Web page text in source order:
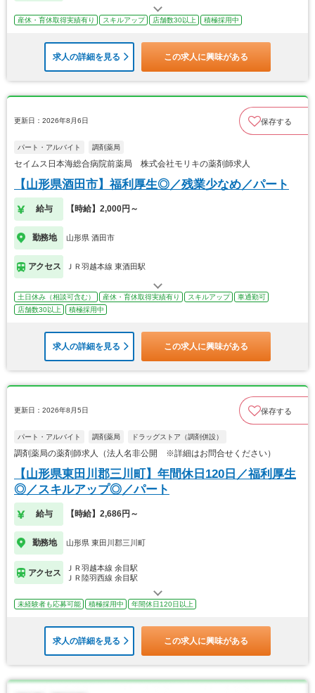
産休・育休取得実績有り スキルアップ 店舗数30以上 積極採用中
求人の詳細を見る この求人に興味がある
更新日：2026年8月6日 保存する
パート・アルバイト 調剤薬局
セイムス日本海総合病院前薬局 株式会社モリキの薬剤師求人
【山形県酒田市】福利厚生◎／残業少なめ／パート
給与 【時給】2,000円～
勤務地 山形県 酒田市
アクセス ＪＲ羽越本線 東酒田駅
土日休み（相談可含む） 産休・育休取得実績有り スキルアップ
車通勤可
店舗数30以上
積極採用中
求人の詳細を見る この求人に興味がある
更新日：2026年8月5日 保存する
パート・アルバイト 調剤薬局 ドラッグストア（調剤併設）
調剤薬局の薬剤師求人（法人名非公開 ※詳細はお問合せください）
【山形県東田川郡三川町】年間休日120日／福利厚生
◎／スキルアップ◎／パート
給与 【時給】2,686円～
勤務地 山形県 東田川郡三川町
アクセス
ＪＲ羽越本線 余目駅
ＪＲ陸羽西線 余目駅
未経験者も応募可能 積極採用中 年間休日120日以上
求人の詳細を見る この求人に興味がある